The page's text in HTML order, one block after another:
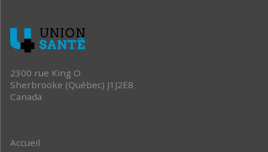
2300 rue King O
Sherbrooke (Québec) J1J2E8
Canada
Accueil